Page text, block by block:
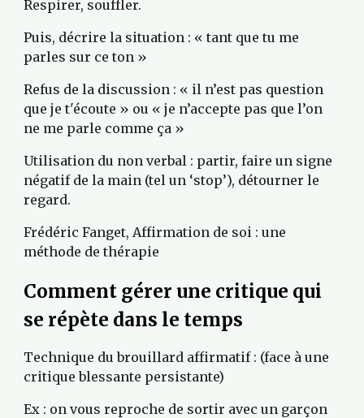
Respirer, souffler.
Puis, décrire la situation : « tant que tu me
parles sur ce ton »
Refus de la discussion : « il n’est pas question
que je t'écoute » ou « je n’accepte pas que l’on
ne me parle comme ça »
Utilisation du non verbal : partir, faire un signe
négatif de la main (tel un ‘stop’), détourner le
regard.
Frédéric Fanget, Affirmation de soi : une
méthode de thérapie
Comment gérer une critique qui
se répète dans le temps
Technique du brouillard affirmatif : (face à une
critique blessante persistante)
Ex : on vous reproche de sortir avec un garçon